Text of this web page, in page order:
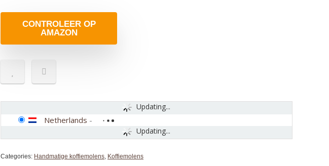
CONTROLEER OP
AMAZON
Updating...
Updating...
Netherlands -
Categories: Handmatige koffiemolens, Koffiemolens